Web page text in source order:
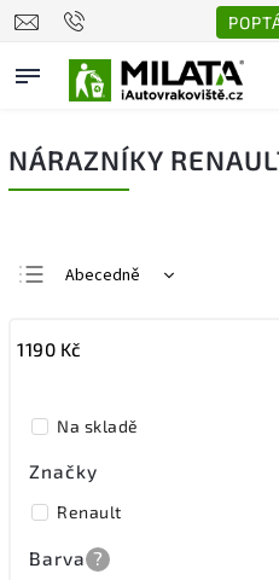
NÁRAZNÍKY
Abecedně
Nejdražší
1190 Kč
Na skladě
Značky
Renault
Barva ?